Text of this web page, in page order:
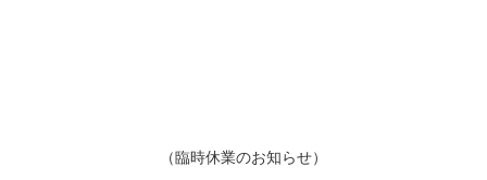
（臨時休業のお知らせ）